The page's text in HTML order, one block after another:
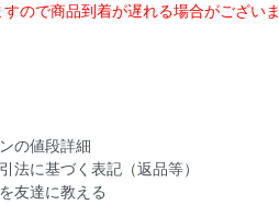
ので商品到着が遅れる場合がございま
の値段詳細
法に基づく表記（返品等）
友達に教える